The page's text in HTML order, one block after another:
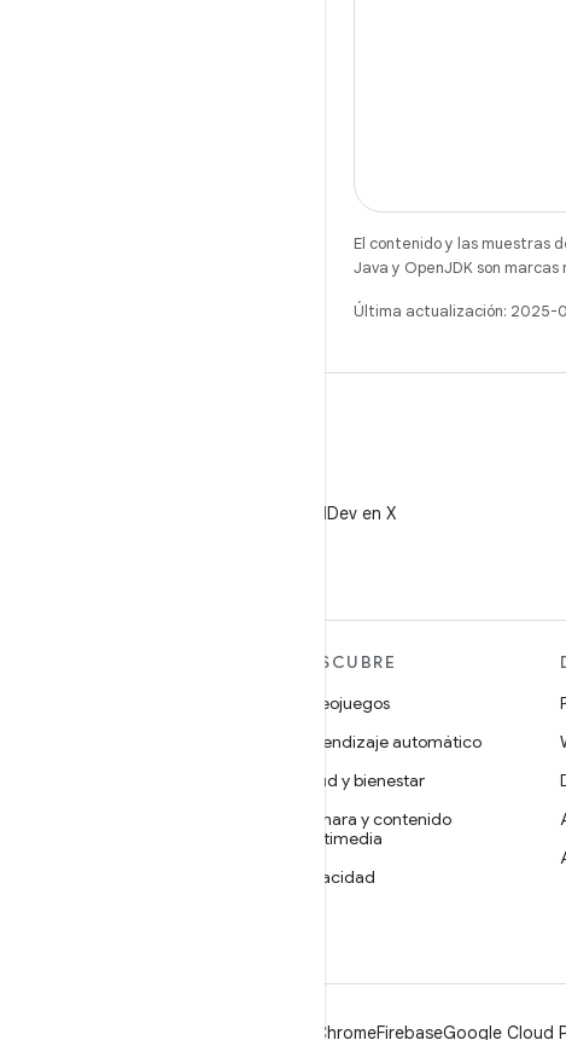
El contenido y las muestras
Java y OpenJDK son
Última actualización: 2025-
Sigue a @AndroidDev en X
DESCUBRE
Videojuegos
Aprendizaje automático
Salud y bienestar
Cámara y contenido
multimedia
Privacidad
ChromeFirebaseGoogle Cloud